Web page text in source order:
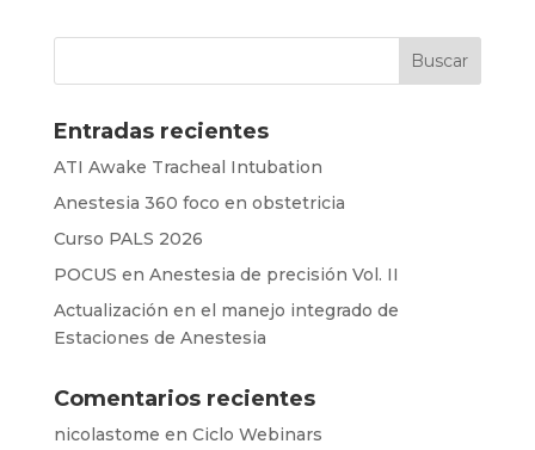
Entradas recientes
ATI Awake Tracheal Intubation
Anestesia 360 foco en obstetricia
Curso PALS 2026
POCUS en Anestesia de precisión Vol. II
Actualización en el manejo integrado de
Estaciones de Anestesia
Comentarios recientes
nicolastome en Ciclo Webinars